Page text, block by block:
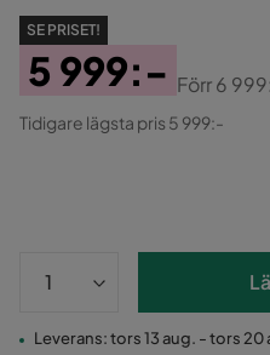
SE PRISET!
Pris
5 999:-
Original
Förr6
Tidigare lägsta pris 5 999:-
Leverans: tors 13 aug. - tors 20